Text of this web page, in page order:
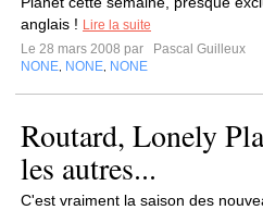
anglais ! Lire la suite
Le 28 mars 2008 par
Pascal Guilleux
NONE NONE NONE
Routard, Lonely
les autres...
C'est vraiment la saison des